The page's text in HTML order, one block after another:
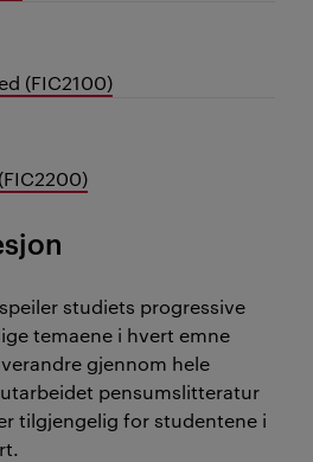
(FIC2100)
studiets progressive
temaene i hvert emne
gjennom hele
pensumslitteratur
tilgjengelig for studentene i